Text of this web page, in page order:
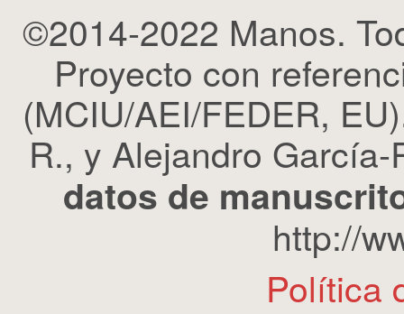
©2014-2022 Manos.
Proyecto con
(MCIU/AEI/FEDER,
R., y Alejandro
datos de
http://
Política